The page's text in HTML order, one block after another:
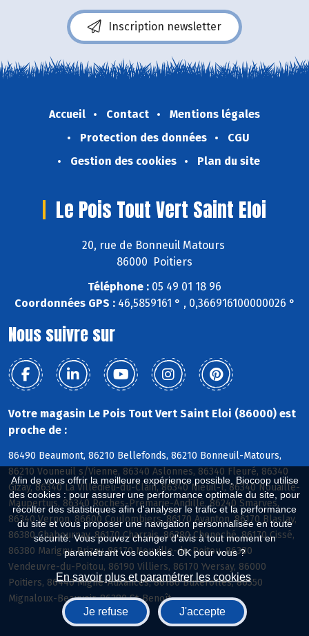
Afin de vous offrir la meilleure expérience possible, Biocoop utilise
des cookies : pour assurer une performance optimale du site, pour
récolter des statistiques afin d'analyser le trafic et la performance
du site et vous proposer une navigation personnalisée en toute
sécurité. Vous pouvez changer d'avis à tout moment en
paramétrant vos cookies. OK pour vous ?
En savoir plus et paramétrer les cookies
Je refuse J'accepte
Inscription newsletter
Accueil Contact
Mentions légales
Protection des données
CGU
Gestion des cookies
Plan du site
Le Pois Tout Vert Saint Eloi
20, rue de Bonneuil Matours
86000 Poitiers
Téléphone : 05 49 01 18 96
Coordonnées GPS :46,5859161 ° , 0,366916100000026 °
Nous suivre sur
Votre magasin Le Pois Tout Vert Saint Eloi (86000) est
proche de :
86490 Beaumont, 86210 Bellefonds, 86210 Bonneuil-Matours,
86210 Vouneuil s/Vienne, 86340 Aslonnes, 86340 Fleuré, 86340
Gizay, 86340 La Villedieu-du-Clain, 86340 Nieuil-l, 86340 Nouaillé-
Maupertuis, 86340 Roches-Prémarie-Andillé, 86240 Smarves,
86340 Vernon, 86600 Coulombiers, 86170 Avanton, 86170 Blaslay,
86380 Chabournay, 86170 Charrais, 86380 Cheneché, 86170 Cissé,
86380 Marigny-Brizay, 86170 Neuville-de-Poitou, 86380
Vendeuvre-du-Poitou, 86190 Villiers, 86170 Yversay, 86000
Poitiers, 86440 Migné-Auxances, 86180 Buxerolles, 86550
Mignaloux-Beauvoir, 86280 St-Benoît